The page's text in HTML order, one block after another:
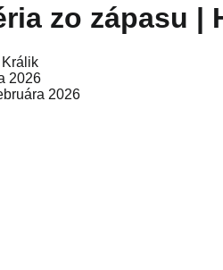
zo zápasu |
Králik
2026
2026